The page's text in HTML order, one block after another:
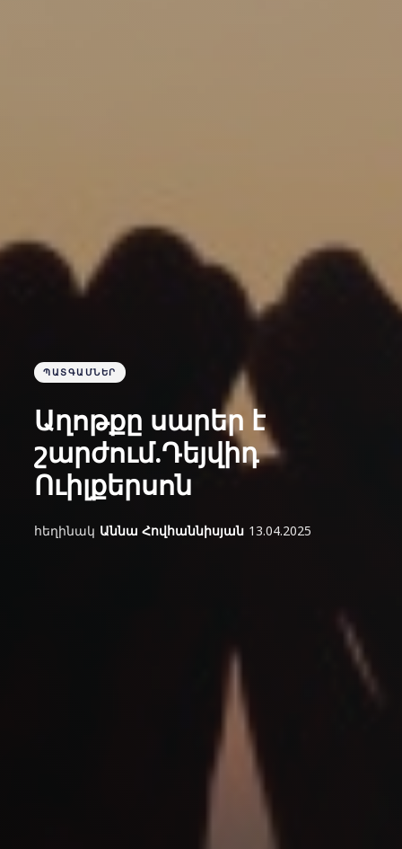
ՊԱՏԳԱՄՆԵՐ
Աղոթքը սարեր է
շարժում.Դեյվիդ
Ուիլքերսոն
հեղինակ Աննա Հովհաննիսյան 13.04.2025